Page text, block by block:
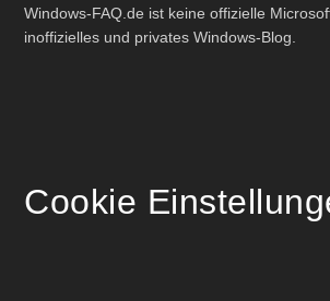
Windows-FAQ.de ist keine offizielle
inoffizielles und privates Windows-Blog.
Cookie